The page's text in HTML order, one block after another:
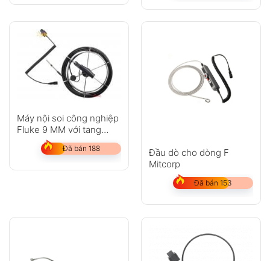
Máy nội soi công nghiệp
Fluke 9 MM với tang
quấn đầu dò 20 M
Đã bán 188
Đầu dò cho dòng F
Mitcorp
Đã bán 153